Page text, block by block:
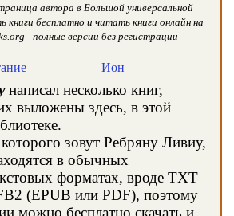
автора в Большой универсальной
книги бесплатно и читать книги онлайн на
- полные версии без регистрации
Ион
написал несколько книг,
выложены здесь, в этой
зовут Ребряну Ливиу,
в обычных
форматах, вроде TXT
(EPUB или PDF), поэтому
можно бесплатно скачать и